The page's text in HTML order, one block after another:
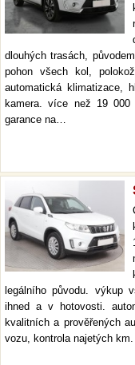
dlouhých trasách,
pohon všech kol,
automatická klimatizace,
kamera. více než 19
garance na…
legálního původu. výkup
ihned a v hotovosti.
kvalitních a prověřených
vozu, kontrola najetých